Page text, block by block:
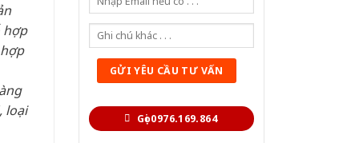
Gọi 0976.169.864
hợp
loại